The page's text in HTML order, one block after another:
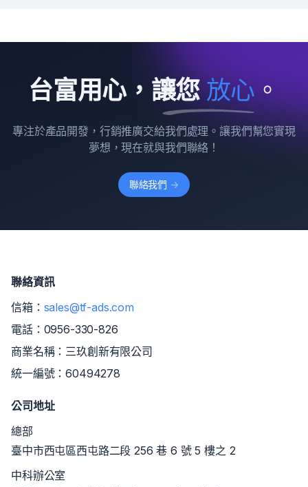
台富用心，讓您放心。
專注於產品開發，行銷推廣交給我們處理。讓我們幫您實現
夢想，現在就與我們聯絡！
聯絡我們 ->
聯絡資訊
信箱： sales@tf-ads.com
電話： 0956-330-826
商業名稱：三玖創新有限公司
統一編號：60494278
公司地址
總部
臺中市西屯區西屯路二段 256 巷 6 號 5 樓之 2
中科辦公室